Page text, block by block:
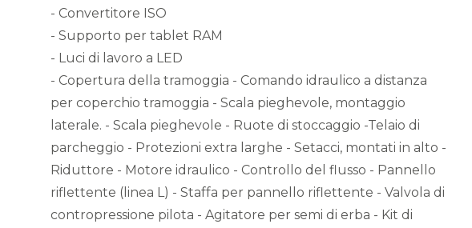
- Convertitore ISO
- Supporto per tablet RAM
- Luci di lavoro a LED
- Copertura della tramoggia - Comando idraulico a distanza
per coperchio tramoggia - Scala pieghevole, montaggio
laterale. - Scala pieghevole - Ruote di stoccaggio -Telaio di
parcheggio - Protezioni extra larghe - Setacci, montati in alto -
Riduttore - Motore idraulico - Controllo del flusso - Pannello
riflettente (linea L) - Staffa per pannello riflettente - Valvola di
contropressione pilota - Agitatore per semi di erba - Kit di